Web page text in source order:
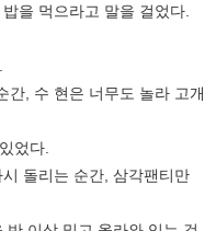
을 먹으라고 말을 걸었다.
간, 수 현은 너무도 놀라 고개
었다.
돌리는 순간, 삼각팬티만